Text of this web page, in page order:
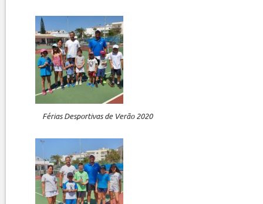
Férias Desportivas de Verão 2020